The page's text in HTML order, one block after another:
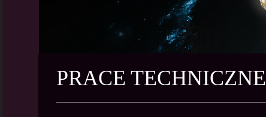
PRACE TECHNICZNE